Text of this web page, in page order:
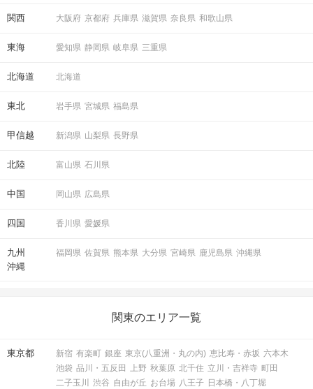
関西 大阪府 京都府 兵庫県 滋賀県 奈良県 和歌山県
東海 愛知県 静岡県 岐阜県 三重県
北海道 北海道
東北 岩手県 宮城県 福島県
甲信越 新潟県 山梨県 長野県
北陸 富山県 石川県
中国 岡山県 広島県
四国 香川県 愛媛県
九州
沖縄
福岡県 佐賀県 熊本県 大分県 宮崎県 鹿児島県 沖縄県
関東のエリア一覧
東京都 新宿 有楽町 銀座 東京(八重洲・丸の内) 恵比寿・赤坂 六本木
池袋 品川・五反田 上野 秋葉原 北千住 立川・吉祥寺 町田
二子玉川
渋谷 自由が丘 お台場 八王子 日本橋・八丁堀